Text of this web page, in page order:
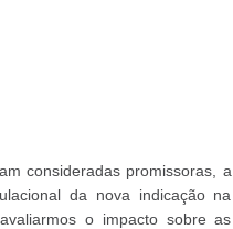
consideradas promissoras, a
da nova indicação na
o impacto sobre as